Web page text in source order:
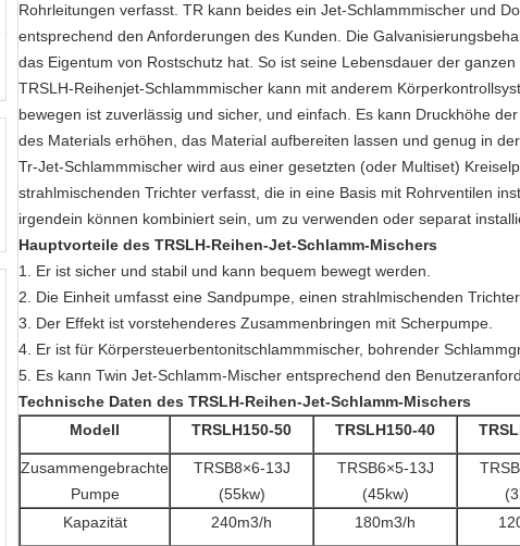
Rohrleitungen verfasst. TR kann beides ein Jet-Schlammmischer und
entsprechend den Anforderungen des Kunden. Die
das Eigentum von Rostschutz hat. So ist seine Lebensdauer der ganzen
TRSLH-Reihenjet-Schlammmischer kann mit anderem
bewegen ist zuverlässig und sicher, und einfach. Es kann Druckhöhe
des Materials erhöhen, das Material aufbereiten lassen und genug in der
Tr-Jet-Schlammmischer wird aus einer gesetzten (oder Multiset)
strahlmischenden Trichter verfasst, die in eine Basis mit Rohrventilen
irgendein können kombiniert sein, um zu verwenden oder separat
Hauptvorteile des TRSLH-Reihen-Jet-Schlamm-Mischers
1. Er ist sicher und stabil und kann bequem bewegt werden.
2. Die Einheit umfasst eine Sandpumpe, einen strahlmischenden Trichter
3. Der Effekt ist vorstehenderes Zusammenbringen mit Scherpumpe.
4. Er ist für Körpersteuerbentonitschlammmischer, bohrender
5. Es kann Twin Jet-Schlamm-Mischer entsprechend den
Technische Daten des TRSLH-Reihen-Jet-Schlamm-Mischers
Modell
TRSLH150-50 TRSLH150-40
Zusammengebrachte
Pumpe
TRSB8×6-13J
(55kw)
TRSB6×5-13J
(45kw)
Kapazität
240m3/h 180m3/h